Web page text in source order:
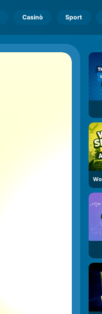
Casinò Sport